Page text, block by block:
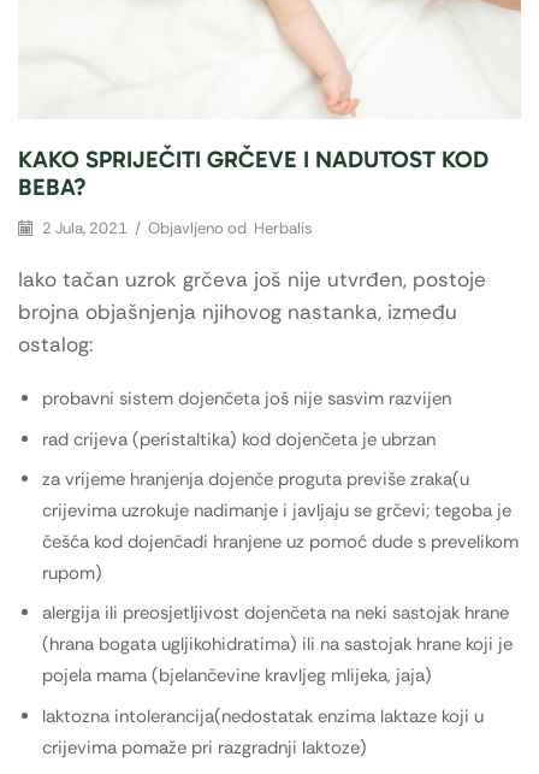
KAKO SPRIJEČITI GRČEVE I NADUTOST KOD
BEBA?
2 Jula, 2021 / Objavljeno od Herbalis
Iako tačan uzrok grčeva još nije utvrđen, postoje
brojna objašnjenja njihovog nastanka, između
ostalog:
probavni sistem dojenčeta još nije sasvim razvijen
rad crijeva (peristaltika) kod dojenčeta je ubrzan
za vrijeme hranjenja dojenče proguta previše zraka(u
crijevima uzrokuje nadimanje i javljaju se grčevi; tegoba je
češća kod dojenčadi hranjene uz pomoć dude s prevelikom
rupom)
alergija ili preosjetljivost dojenčeta na neki sastojak hrane
(hrana bogata ugljikohidratima) ili na sastojak hrane koji je
pojela mama (bjelančevine kravljeg mlijeka, jaja)
laktozna intolerancija(nedostatak enzima laktaze koji u
crijevima pomaže pri razgradnji laktoze)